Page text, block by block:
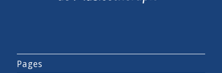
Pages